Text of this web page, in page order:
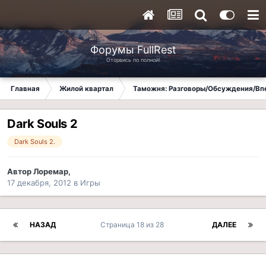
Форумы FullRest
Оторвись по полной!
Главная Жилой квартал Таможня: Разговоры/Обсуждения/
Dark Souls 2
Dark Souls 2.
АвторЛоремар,
17 декабря, 2012 в Игры
НАЗАД ДАЛЕЕ
Страница 18 из 28